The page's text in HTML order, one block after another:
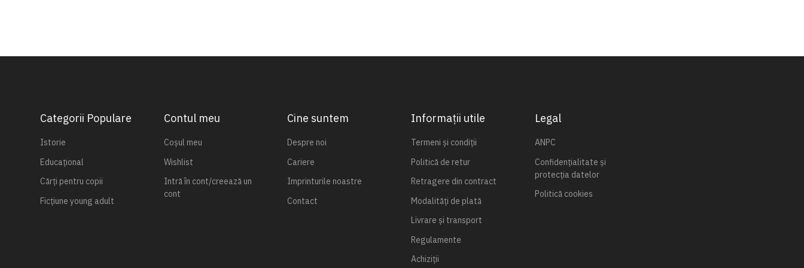
Categorii Populare
Istorie
Educațional
Cărți pentru copii
Ficțiune young adult
Contul meu
Coșul meu
Wishlist
Intră în cont/creează un
cont
Cine suntem
Despre noi
Cariere
Imprinturile noastre
Contact
Informații utile
Termeni și condiții
Politică de retur
Retragere din contract
Modalități de plată
Livrare și transport
Regulamente
Achiziții
Legal
ANPC
Confidențialitate și
protecția datelor
Politică cookies